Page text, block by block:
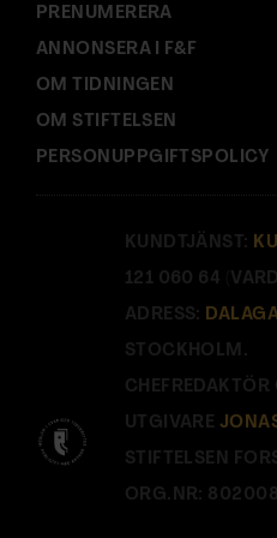
PRENUMERERA
ANNONSERA I F&F
OM TIDNINGEN
OM STIFTELSEN
PERSONUPPGIFTSPOLICY
KUNDTJÄNST:
121 060 64
ADRESS:
STOCKHOLM.
UTGIVARE
STIFTELSEN
ORG.NR: